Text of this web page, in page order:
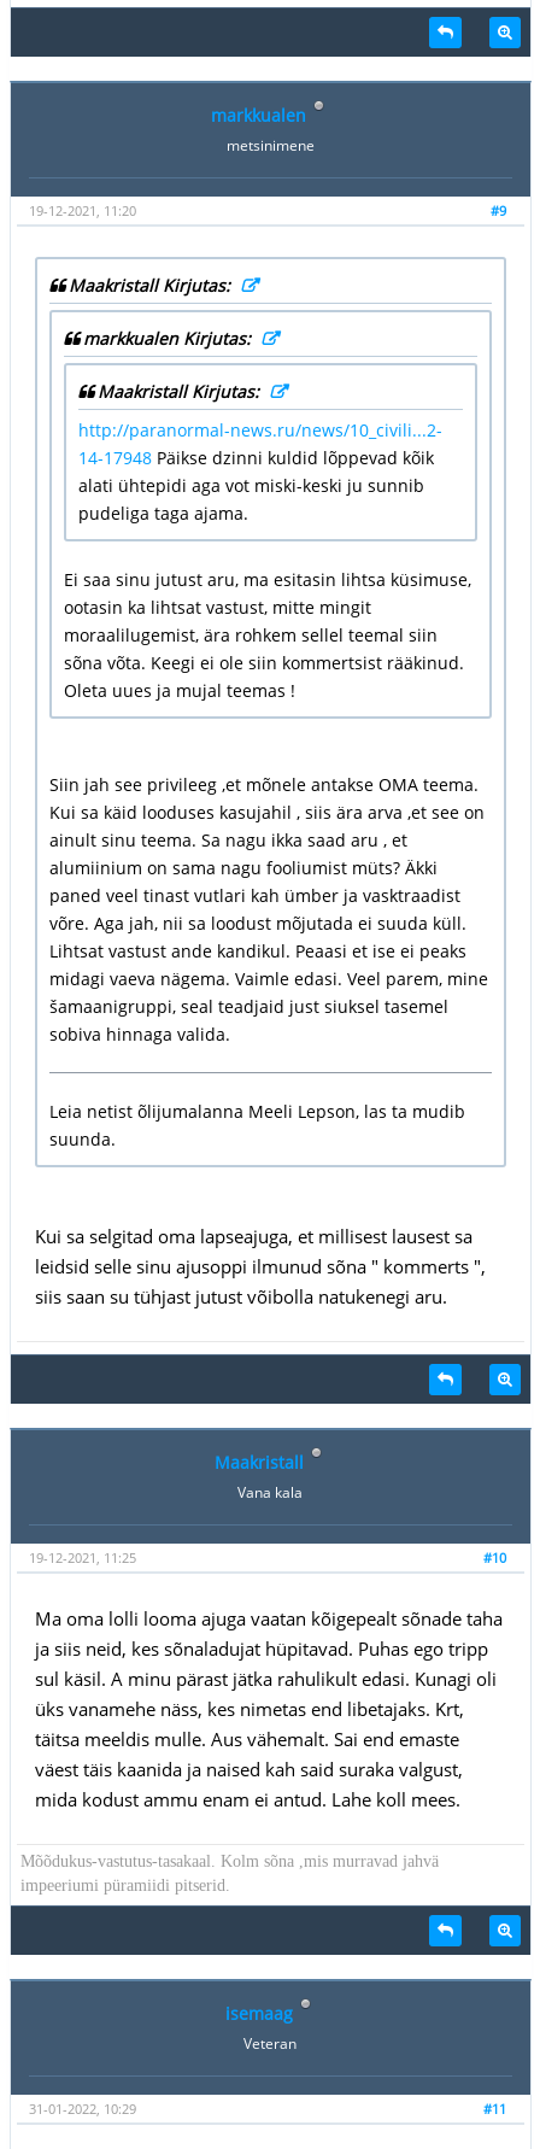
markkualen
metsinimene
#9
19-12-2021, 11:20
Maakristall Kirjutas:
markkualen Kirjutas:
Maakristall Kirjutas:
http://paranormal-news.ru/news/10_civili...2-
14-17948Päikse dzinni kuldid lõppevad kõik
alati ühtepidi aga vot miski-keski ju sunnib
pudeliga taga ajama.
Ei saa sinu jutust aru, ma esitasin lihtsa küsimuse,
ootasin ka lihtsat vastust, mitte mingit
moraalilugemist, ära rohkem sellel teemal siin
sõna võta. Keegi ei ole siin kommertsist rääkinud.
Oleta uues ja mujal teemas !
Siin jah see privileeg ,et mõnele antakse OMA teema.
Kui sa käid looduses kasujahil , siis ära arva ,et see on
ainult sinu teema. Sa nagu ikka saad aru , et
alumiinium on sama nagu fooliumist müts? Äkki
paned veel tinast vutlari kah ümber ja vasktraadist
võre. Aga jah, nii sa loodust mõjutada ei suuda küll.
Lihtsat vastust ande kandikul. Peaasi et ise ei peaks
midagi vaeva nägema. Vaimle edasi. Veel parem, mine
šamaanigruppi, seal teadjaid just siuksel tasemel
sobiva hinnaga valida.
Leia netist õlijumalanna Meeli Lepson, las ta mudib
suunda.
Kui sa selgitad oma lapseajuga, et millisest lausest sa
leidsid selle sinu ajusoppi ilmunud sõna " kommerts ",
siis saan su tühjast jutust võibolla natukenegi aru.
Maakristall
Vana kala
#10
19-12-2021, 11:25
Ma oma lolli looma ajuga vaatan kõigepealt sõnade taha
ja siis neid, kes sõnaladujat hüpitavad. Puhas ego tripp
sul käsil. A minu pärast jätka rahulikult edasi. Kunagi oli
üks vanamehe näss, kes nimetas end libetajaks. Krt,
täitsa meeldis mulle. Aus vähemalt. Sai end emaste
väest täis kaanida ja naised kah said suraka valgust,
mida kodust ammu enam ei antud. Lahe koll mees.
Mõõdukus-vastutus-tasakaal. Kolm sõna ,mis murravad jahvä
impeeriumi püramiidi pitserid.
isemaag
Veteran
#11
31-01-2022, 10:29